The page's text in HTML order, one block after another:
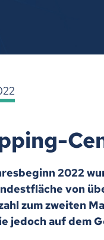
2022
von
zum zweiten
jedoch auf dem